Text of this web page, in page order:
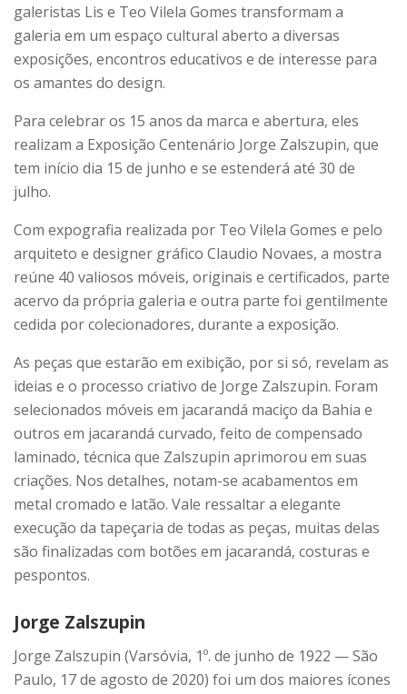
galeristas Lis e Teo Vilela Gomes transformam a
galeria em um espaço cultural aberto a diversas
exposições, encontros educativos e de interesse para
os amantes do design.
Para celebrar os 15 anos da marca e abertura, eles
realizam a Exposição Centenário Jorge Zalszupin, que
tem início dia 15 de junho e se estenderá até 30 de
julho.
Com expografia realizada por Teo Vilela Gomes e pelo
arquiteto e designer gráfico Claudio Novaes, a mostra
reúne 40 valiosos móveis, originais e certificados, parte
acervo da própria galeria e outra parte foi gentilmente
cedida por colecionadores, durante a exposição.
As peças que estarão em exibição, por si só, revelam as
ideias e o processo criativo de Jorge Zalszupin. Foram
selecionados móveis em jacarandá maciço da Bahia e
outros em jacarandá curvado, feito de compensado
laminado, técnica que Zalszupin aprimorou em suas
criações. Nos detalhes, notam-se acabamentos em
metal cromado e latão. Vale ressaltar a elegante
execução da tapeçaria de todas as peças, muitas delas
são finalizadas com botões em jacarandá, costuras e
pespontos.
Jorge Zalszupin
Jorge Zalszupin (Varsóvia, 1º. de junho de 1922 — São
Paulo, 17 de agosto de 2020) foi um dos maiores ícones